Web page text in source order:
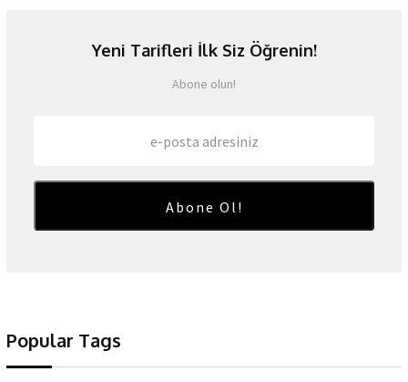
Yeni Tarifleri İlk Siz Öğrenin!
Abone olun!
Abone Ol!
Popular Tags